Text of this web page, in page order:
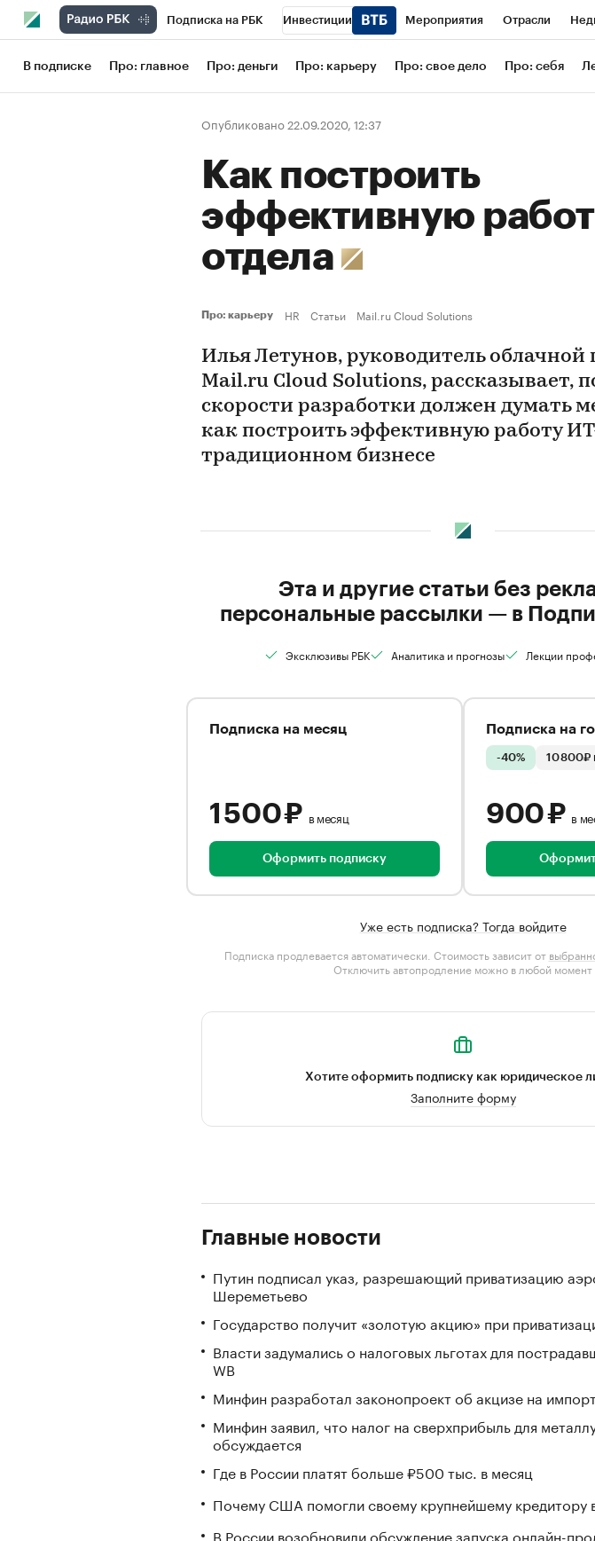
Подписка на РБК Инвестиции Мероприятия Отрасли
Школа управления РБК РБК Образование РБК Life
Рынок наличной валюты
В подписке Про: главное Про: деньги Про: карьеру Про: свое дело Про: себя
Опубликовано 22.09.2020, 12:37
Как построить
эффективную
отдела
Про: карьеру HR Статьи Mail.ru Cloud Solutions
Илья Летунов, руководитель
Mail.ru Cloud Solutions, рассказывает,
скорости разработки должен думать
как построить эффективную работу
традиционном бизнесе
Эта и другие статьи без
персональные рассылки — в
Эксклюзивы РБК Аналитика и прогнозы Лекции
Подписка на месяц
1 500 ₽ в месяц
Оформить подписку
Подписка на
-40% 10 800₽
900 ₽ в
Уже есть подписка? Тогда войдите
Подписка продлевается автоматически. Стоимость зависит от
Отключить автопродление можно в любой момент
Хотите оформить подписку как юридическое
Заполните форму
Главные новости
Путин подписал указ, разрешающий приватизацию
Шереметьево
Государство получит «золотую акцию» при
Власти задумались о налоговых льготах для
WB
Минфин разработал законопроект об акцизе на
Минфин заявил, что налог на сверхприбыль для
обсуждается
Где в России платят больше ₽500 тыс. в месяц
Почему США помогли своему крупнейшему кредитору
В России возобновили обсуждение запуска онлайн-